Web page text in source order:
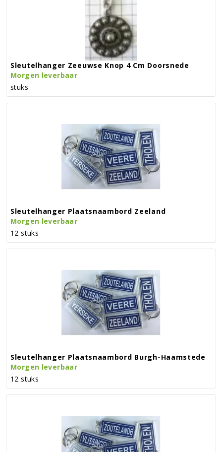
Sleutelhanger Zeeuwse Knop 4 Cm Doorsnede
Morgen leverbaar
stuks
Sleutelhanger Plaatsnaambord Zeeland
Morgen leverbaar
12 stuks
Sleutelhanger Plaatsnaambord Burgh-Haamstede
Morgen leverbaar
12 stuks